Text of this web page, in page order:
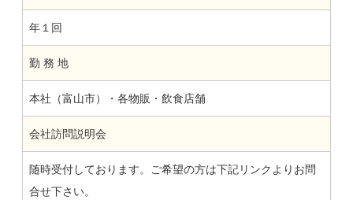
年１回
勤 務 地
本社（富山市）・各物販・飲食店舗
会社訪問説明会
随時受付しております。ご希望の方は下記リンクよりお問
合せ下さい。